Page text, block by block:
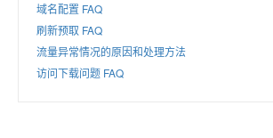
域名配置 FAQ
刷新预取 FAQ
流量异常情况的原因和处理方法
访问下载问题 FAQ